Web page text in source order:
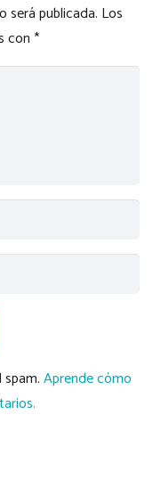
será publicada. Los
con*
Aprende cómo